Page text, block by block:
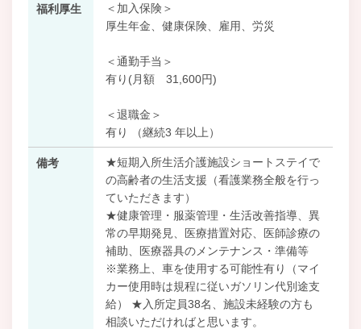
福利厚生
＜加入保険＞
厚生年金、健康保険、雇用、労災
＜通勤手当＞
有り(月額 31,600円)
＜退職金＞
有り （継続3 年以上）
備考
★短期入所生活介護施設ショートステイで
の高齢者の生活支援（看護業務全般を行っ
ていただきます）
★健康管理・服薬管理・生活改善指導、異
常の早期発見、医療措置対応、医師診療の
補助、医療器具のメンテナンス・準備等
※業務上、車を使用する可能性有り（マイ
カー使用時は規程に従いガソリン代別途支
給） ★入所定員38名、施設未経験の方も
相談いただければと思います。